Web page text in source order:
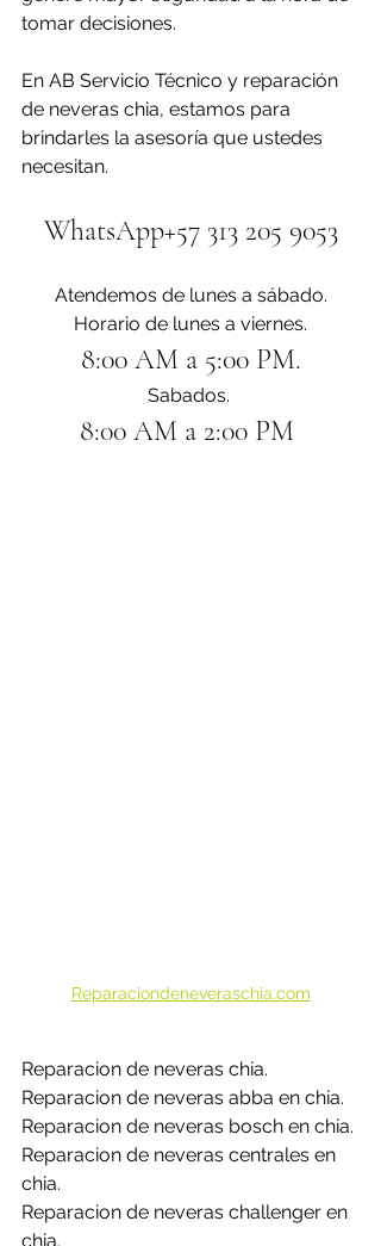
tomar decisiones.
En AB Servicio Técnico y reparación
de neveras chia, estamos para
brindarles la asesoría que ustedes
necesitan.
WhatsApp+57 313 205 9053
Atendemos de lunes a sábado.
Horario de lunes a viernes.
8:00 AM a 5:00 PM.
Sabados.
8:00 AM a 2:00 PM
Reparaciondeneveraschia.com
Reparacion de neveras chia.
Reparacion de neveras abba en chia.
Reparacion de neveras bosch en chia.
Reparacion de neveras centrales en
chia.
Reparacion de neveras challenger en
chia.